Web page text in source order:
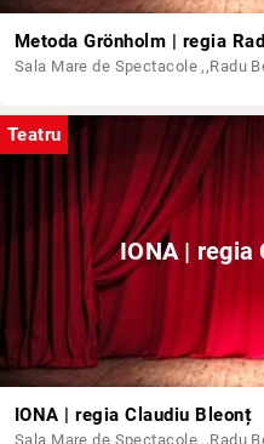
Metoda Grönholm | regia
Teatru
IONA | regia
IONA | regia Claudiu Bleonț